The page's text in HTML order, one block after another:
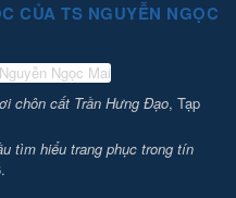
CỦA TS NGUYỄN NGỌC
chôn cất Trần Hưng Đạo, Tạp
tìm hiểu trang phục trong tín